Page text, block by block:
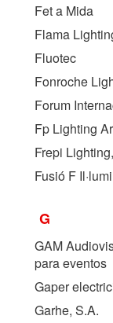
Fet a Mida
Flama
Fluotec
Fonroche
Forum
Fp Lighting
Frepi
Fusió F
G
GAM
para eventos
Gaper
Garhe, S.A.